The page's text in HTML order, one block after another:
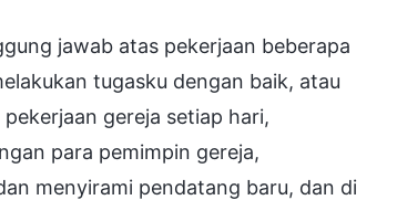
jawab atas pekerjaan beberapa
tugasku dengan baik, atau
gereja setiap hari,
para pemimpin gereja,
menyirami pendatang baru, dan di